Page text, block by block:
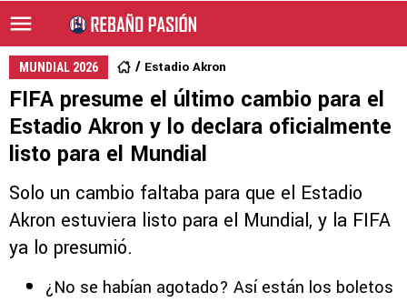
MUNDIAL 2026 Estadio Akron
FIFA presume el último cambio para el
Estadio Akron y lo declara oficialmente
listo para el Mundial
Solo un cambio faltaba para que el Estadio
Akron estuviera listo para el Mundial, y la FIFA
ya lo presumió.
¿No se habían agotado? Así están los boletos